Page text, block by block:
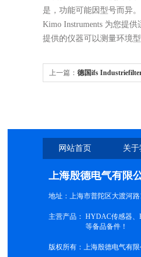
是，功能可能因型号而异
Kimo Instruments 为您提
提供的仪器可以测量环境
上一篇： 德国ifs
网站首页 关
上海殷德电气有限
地址：上海市普陀区大渡河路
主营产品： HYDAC传感器、
等备品备件！
版权所有：上海殷德电气有